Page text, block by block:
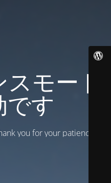
モード
です
you for your patience!